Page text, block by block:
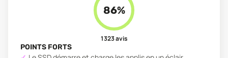
86%
1 323avis
POINTS FORTS